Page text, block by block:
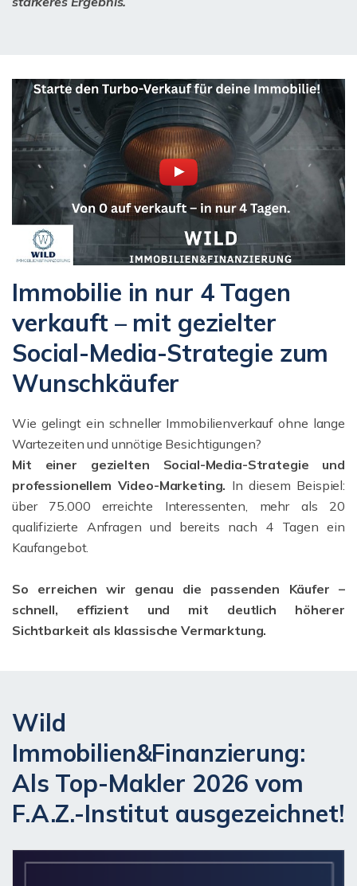
Immobilie in nur 4 Tagen
verkauft – mit gezielter
Social-Media-Strategie zum
Wunschkäufer
Wie gelingt ein schneller Immobilienverkauf ohne lange
Wartezeiten und unnötige Besichtigungen?
Mit einer gezielten Social-Media-Strategie und
professionellem Video-Marketing. In diesem Beispiel:
über 75.000 erreichte Interessenten, mehr als 20
qualifizierte Anfragen und bereits nach 4 Tagen ein
Kaufangebot.
So erreichen wir genau die passenden Käufer –
schnell, effizient und mit deutlich höherer
Sichtbarkeit als klassische Vermarktung.
Wild
Immobilien&Finanzierung:
Als Top-Makler 2026 vom
F.A.Z.-Institut ausgezeichnet!